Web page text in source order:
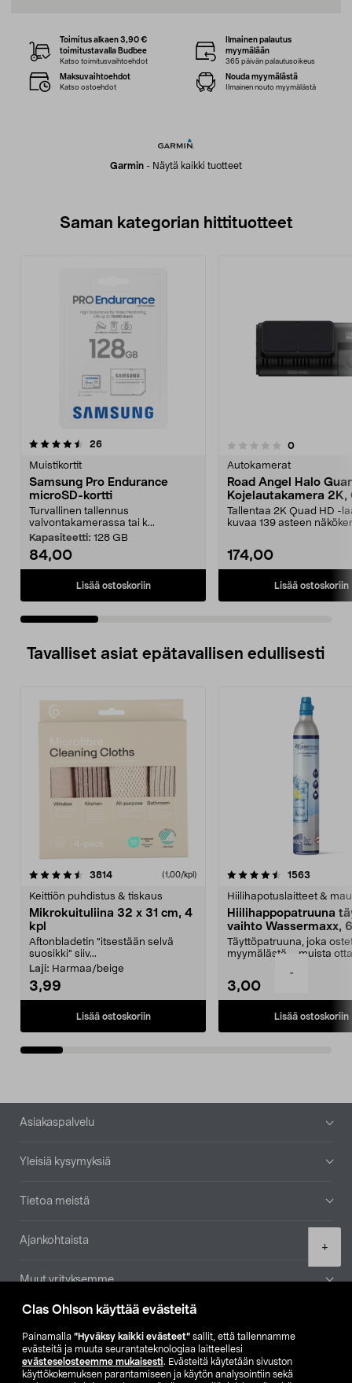
Clas Ohlson käyttää evästeitä
Painamalla ”Hyväksy kaikki evästeet” sallit, että tallennamme
evästeitä ja muuta seurantateknologiaa laitteellesi
evästeselosteemme mukaisesti. Evästeitä käytetään sivuston
käyttökokemuksen parantamiseen ja käytön analysointiin sekä
-
+
Garmin - Näytä kaikki tuotteet
Toimitus alkaen 3,90 €
toimitustavalla Budbee
Katso toimitusvaihtoehdot
Ilmainen palautus
myymälään
365 päivän palautusoikeus
Maksuvaihtoehdot
Katso ostoehdot
Nouda myymälästä
Ilmainen nouto myymälästä
Saman kategorian hittituotteet
26arvostelut
Muistikortit
Samsung Pro Endurance
microSD-kortti
Turvallinen tallennus
valvontakamerassa tai k...
Kapasiteetti: 128 GB
84,00
Lisää ostoskoriin
0.0 viidestä
0arvostelut
Autokamerat
Road Angel Halo
Kojelautakamera 2K,
Tallentaa 2K Quad HD -
kuvaa 139 asteen
174,00
Lisää ostoskoriin
0.0 viidestä
Tavalliset asiat epätavallisen edullisesti
3814arvostelut (1,00/kpl)
Keittiön puhdistus & tiskaus
Mikrokuituliina 32 x 31 cm, 4
kpl
Aftonbladetin "itsestään selvä
suosikki" siiv...
Laji: Harmaa/beige
3,99
Lisää ostoskoriin
4.5viidestä
1563
Hiilihapotuslaitteet &
Hiilihappopatruuna
vaihto Wassermaxx,
Täyttöpatruuna, joka
myymälästä – muista
3,00
Lisää ostoskoriin
4.5viidestä
Alatunniste
Asiakaspalvelu
Yleisiä kysymyksiä
Tietoa meistä
Ajankohtaista
Muut yrityksemme
Etsi myymälä
SE NO FI